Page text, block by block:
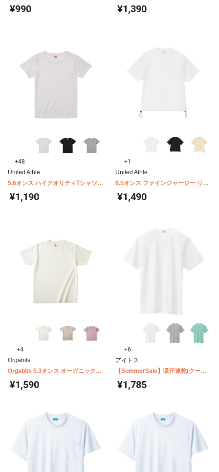
ツ Printstar 00102-CVL
¥990
クスシルエット Tシャツ 1108-01
¥1,390
+48
United Athle
5.6オンス ハイクオリティTシャツ
ガールズ United Athle 5001-03
¥1,190
+1
United Athle
6.5オンス ファインジャージー リラ
ックスフィット Tシャツ(裾ドローコ
ード) 1110-01
¥1,490
+4
Orgabits
Orgabits 5.3オンス オーガニックコ
ットンTシャツ OGB-910
¥1,590
+6
アイトス
【SummerSale】吸汗速乾(クール
コンフォート) 半袖Tシャツ(ポケッ
ト無し) 男女兼用 AZ-10574
¥1,785